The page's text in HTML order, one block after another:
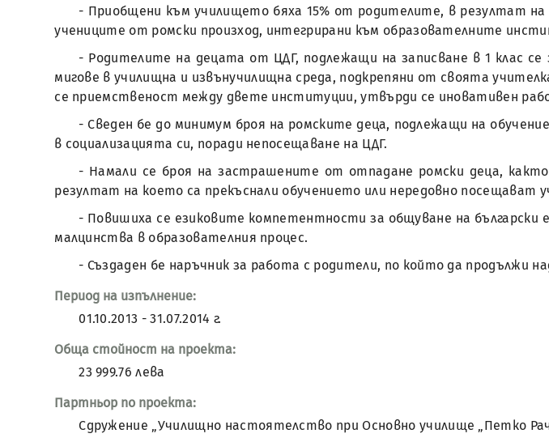
- Приобщени към училището бяха 15% от родителите, в резултат
учениците от ромски произход, интегрирани към образователните
- Родителите на децата от ЦДГ, подлежащи на записване в 1 клас
мигове в училищна и извънучилищна среда, подкрепяни от своята
се приемственост между двете институции, утвърди се иновативен
- Сведен бе до минимум броя на ромските деца, подлежащи на
в социализацията си, поради непосещаване на ЦДГ.
- Намали се броя на застрашените от отпадане ромски деца,
резултат на което са прекъснали обучението или нередовно посещават
- Повишиха се езиковите компетентности за общуване на
малцинства в образователния процес.
- Създаден бе наръчник за работа с родители, по който да продължи
Период на изпълнение:
01.10.2013 - 31.07.2014 г.
Обща стойност на проекта:
23 999.76 левa
Партньор по проекта:
Сдружение „Училищно настоятелство при Основно училище „Петко